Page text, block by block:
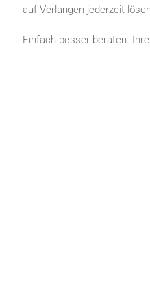
auf Verlangen jederzeit
Einfach besser beraten.